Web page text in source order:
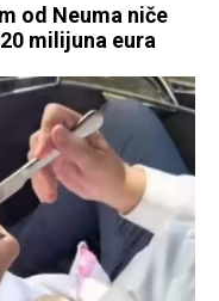
od Neuma niče
milijuna eura